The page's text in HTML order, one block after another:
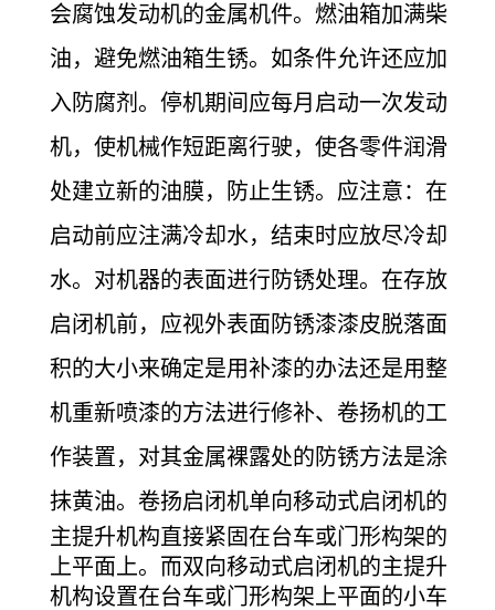
会腐蚀发动机的金属机件。燃油箱加满柴
油，避免燃油箱生锈。如条件允许还应加
入防腐剂。停机期间应每月启动一次发动
机，使机械作短距离行驶，使各零件润滑
处建立新的油膜，防止生锈。应注意：在
启动前应注满冷却水，结束时应放尽冷却
水。对机器的表面进行防锈处理。在存放
启闭机前，应视外表面防锈漆漆皮脱落面
积的大小来确定是用补漆的办法还是用整
机重新喷漆的方法进行修补、卷扬机的工
作装置，对其金属裸露处的防锈方法是涂
抹黄油。 卷扬启闭机单向移动式启闭机的
主提升机构直接紧固在台车或门形构架的
上平面上。而双向移动式启闭机的主提升
机构设置在台车或门形构架上平面的小车